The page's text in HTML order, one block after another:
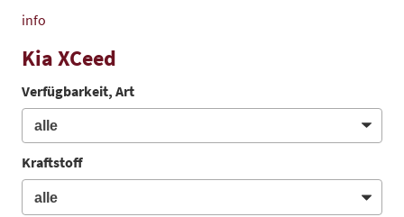
info
Kia XCeed
Verfügbarkeit, Art
Kraftstoff